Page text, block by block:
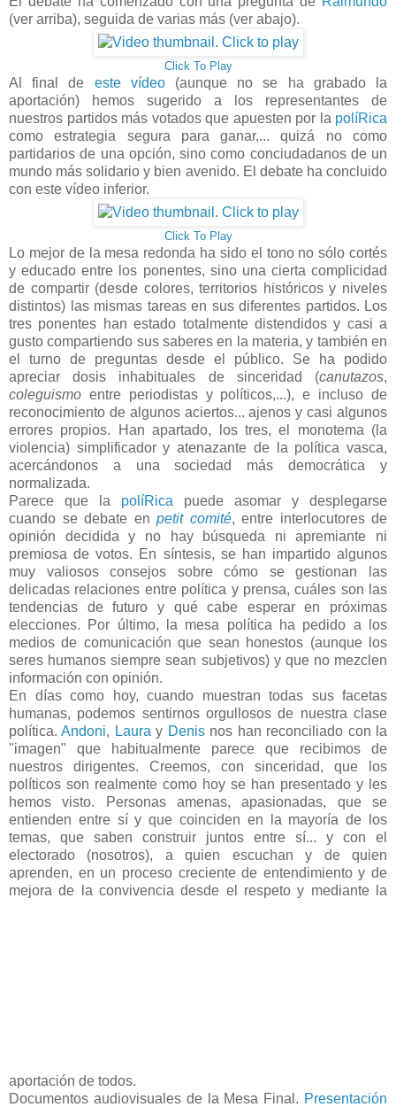
(ver arriba), seguida de varias más (ver abajo).
Click To Play
Al final de este vídeo(aunque no se ha grabado la
aportación) hemos sugerido a los representantes de
nuestros partidos más votados que apuesten por la políRica
como estrategia segura para ganar,... quizá no como
partidarios de una opción, sino como conciudadanos de un
mundo más solidario y bien avenido. El debate ha concluido
con este vídeo inferior.
Click To Play
Lo mejor de la mesa redonda ha sido el tono no sólo cortés
y educado entre los ponentes, sino una cierta complicidad
de compartir (desde colores, territorios históricos y niveles
distintos) las mismas tareas en sus diferentes partidos. Los
tres ponentes han estado totalmente distendidos y casi a
gusto compartiendo sus saberes en la materia, y también en
el turno de preguntas desde el público. Se ha podido
apreciar dosis inhabituales de sinceridad (canutazos,
coleguismo entre periodistas y políticos,...), e incluso de
reconocimiento de algunos aciertos... ajenos y casi algunos
errores propios. Han apartado, los tres, el monotema (la
violencia) simplificador y atenazante de la política vasca,
acercándonos a una sociedad más democrática y
normalizada.
Parece que la políRica puede asomar y desplegarse
cuando se debate en petit comité, entre interlocutores de
opinión decidida y no hay búsqueda ni apremiante ni
premiosa de votos. En síntesis, se han impartido algunos
muy valiosos consejos sobre cómo se gestionan las
delicadas relaciones entre política y prensa, cuáles son las
tendencias de futuro y qué cabe esperar en próximas
elecciones. Por último, la mesa política ha pedido a los
medios de comunicación que sean honestos (aunque los
seres humanos siempre sean subjetivos) y que no mezclen
información con opinión.
En días como hoy, cuando muestran todas sus facetas
humanas, podemos sentirnos orgullosos de nuestra clase
política.Andoni, Laura y Denisnos han reconciliado con la
"imagen" que habitualmente parece que recibimos de
nuestros dirigentes. Creemos, con sinceridad, que los
políticos son realmente como hoy se han presentado y les
hemos visto. Personas amenas, apasionadas, que se
entienden entre sí y que coinciden en la mayoría de los
temas, que saben construir juntos entre sí... y con el
electorado (nosotros), a quien escuchan y de quien
aprenden, en un proceso creciente de entendimiento y de
mejora de la convivencia desde el respeto y mediante la
aportación de todos.
Documentos audiovisuales de la Mesa Final. Presentación